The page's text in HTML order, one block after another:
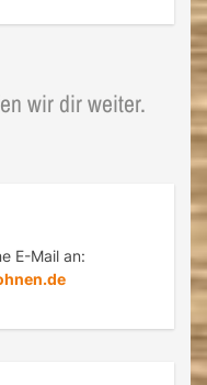
wir dir weiter.
E-Mail an:
nen.de